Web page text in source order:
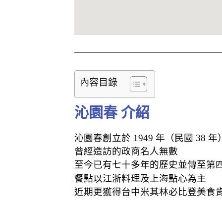
內容目錄
沁園春 介紹
沁園春創立於 1949 年（民國 38 年
曾經造訪的政商名人無數
至今已有七十多年的歷史並傳至第
餐點以江浙料理及上海點心為主
近期更獲得台中米其林必比登美食